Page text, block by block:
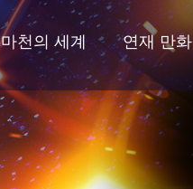
마천의 세계 연재 만화